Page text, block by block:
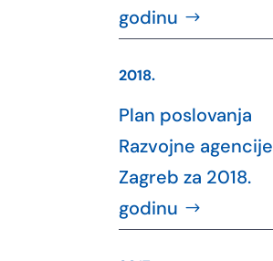
godinu
2018.
Plan poslovanja
Razvojne agencije
Zagreb za 2018.
godinu